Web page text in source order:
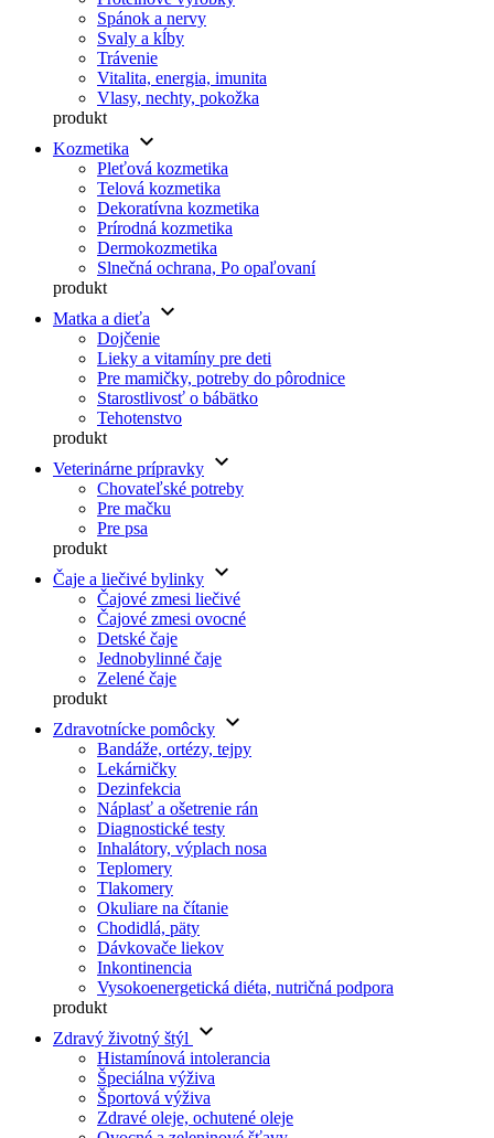
Spánok a nervy
Svaly a kĺby
Trávenie
Vitalita, energia, imunita
Vlasy, nechty, pokožka
produkt
Kozmetika
keyboard_arrow_down
Pleťová kozmetika
Telová kozmetika
Dekoratívna kozmetika
Prírodná kozmetika
Dermokozmetika
Slnečná ochrana, Po opaľovaní
produkt
Matka a dieťa
keyboard_arrow_down
Dojčenie
Lieky a vitamíny pre deti
Pre mamičky, potreby do pôrodnice
Starostlivosť o bábätko
Tehotenstvo
produkt
Veterinárne prípravky keyboard_arrow_down
Chovateľské potreby
Pre mačku
Pre psa
produkt
Čaje a liečivé bylinky keyboard_arrow_down
Čajové zmesi liečivé
Čajové zmesi ovocné
Detské čaje
Jednobylinné čaje
Zelené čaje
produkt
Zdravotnícke pomôcky keyboard_arrow_down
Bandáže, ortézy, tejpy
Lekárničky
Dezinfekcia
Náplasť a ošetrenie rán
Diagnostické testy
Inhalátory, výplach nosa
Teplomery
Tlakomery
Okuliare na čítanie
Chodidlá, päty
Dávkovače liekov
Inkontinencia
Vysokoenergetická diéta, nutričná podpora
produkt
Zdravý životný štýl
keyboard_arrow_down
Histamínová intolerancia
Špeciálna výživa
Športová výživa
Zdravé oleje, ochutené oleje